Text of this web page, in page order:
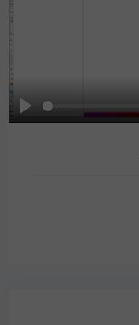
Play